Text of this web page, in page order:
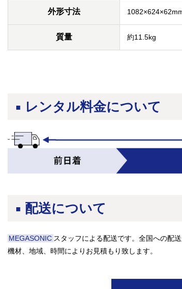
外形寸法
質量 約11.5kg
レンタル料金について
配送について
MEGASONIC スタッフによる配送です。全国への配送
機材、地域、時間によりお見積もり致します。